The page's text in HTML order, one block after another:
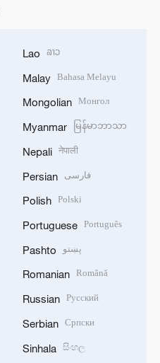
Lao ລາວ
Malay Bahasa Melayu
Mongolian Монгол
Myanmar မြန်မာဘာသာ
Nepali नेपाली
Persian فارسی
Polish Polski
Portuguese Português
Pashto پښتو
Romanian Română
Russian Русский
Serbian Српски
Sinhala සිංහල